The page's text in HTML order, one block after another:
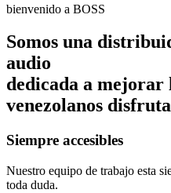
bienvenido a BOSS
Somos una
audio
dedicada a mejorar
venezolanos
Siempre accesibles
Nuestro equipo de trabajo esta
toda duda.